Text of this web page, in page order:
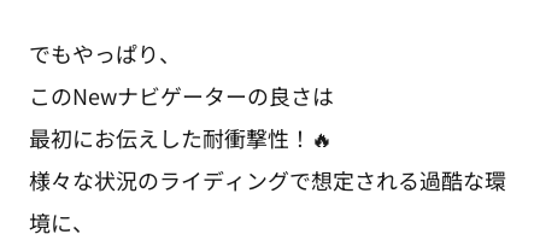
でもやっぱり、
このNewナビゲーターの良さは
最初にお伝えした耐衝撃性！🔥
様々な状況のライディングで想定される過酷な環
境に、